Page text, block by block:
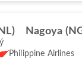
Nagoya
Philippine Airlines